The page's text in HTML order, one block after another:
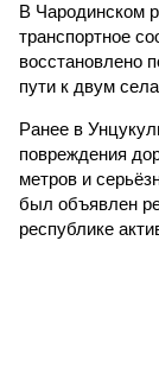
В Чародинском
транспортное
восстановлено
пути к двум
Ранее в
повреждения
метров и
был объявлен
республике